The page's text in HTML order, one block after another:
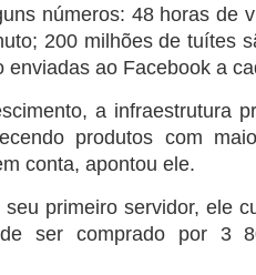
números: 48 horas de
200 milhões de tuítes
enviadas ao Facebook a
a infraestrutura
produtos com
conta, apontou ele.
primeiro servidor, ele
ser comprado por 3